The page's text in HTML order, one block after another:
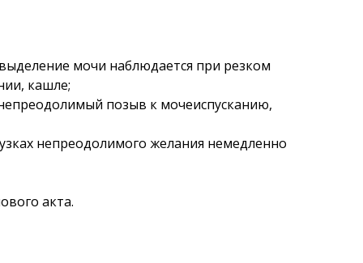
мочи наблюдается при резком
кашле;
позыв к мочеиспусканию,
непреодолимого желания немедленно
акта.